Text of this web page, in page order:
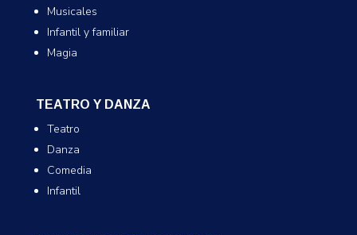
Musicales
Infantil y familiar
Magia
TEATRO Y DANZA
Teatro
Danza
Comedia
Infantil